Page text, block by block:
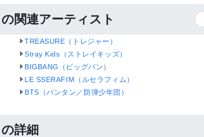
関連アーティスト
TREASURE（トレジャー）
Stray Kids（ストレイキッズ）
BIGBANG（ビッグバン）
LE SSERAFIM（ルセラフィム）
BTS（バンタン／防弾少年団）
詳細